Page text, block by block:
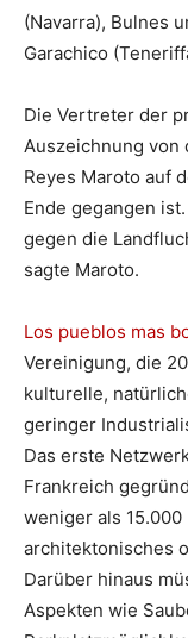
(Navarra), Bulnes
Garachico
Die Vertreter der
Auszeichnung von
Reyes Maroto auf
Ende gegangen
gegen die
sagte Maroto.
Los pueblos mas
Vereinigung, die
kulturelle,
geringer
Das erste
Frankreich
weniger als
architektonisches
Darüber hinaus
Aspekten wie